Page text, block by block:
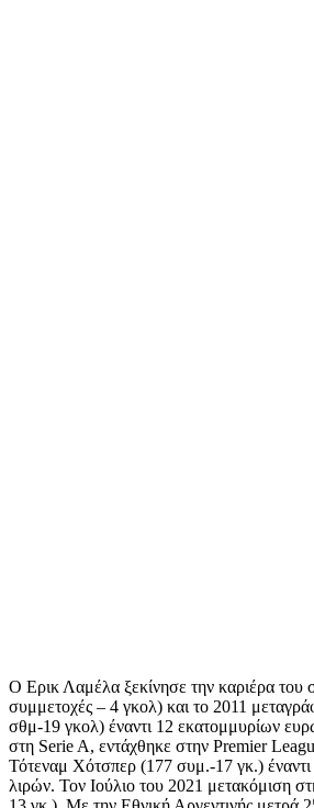
Ο Ερικ Λαμέλα ξεκίνησε την καριέρα του
συμμετοχές – 4 γκολ) και το 2011
σθμ-19 γκολ) έναντι 12 εκατομμυρίων
στη Serie A, εντάχθηκε στην Premier
Τότεναμ Χότσπερ (177 συμ.-17 γκ.)
λιρών. Τον Ιούλιο του 2021 μετακόμιση